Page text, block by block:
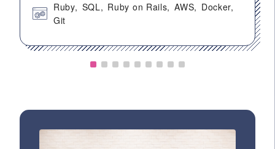
Ruby SQL Ruby on Rails AWS
Docker
Git